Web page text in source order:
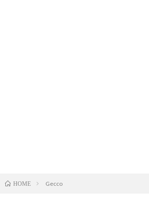
HOME Gecco